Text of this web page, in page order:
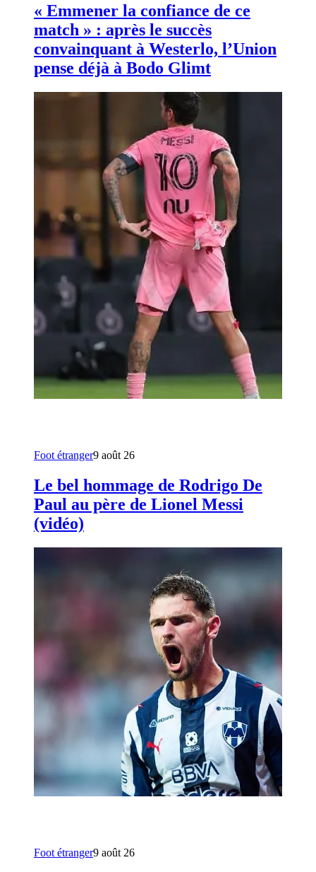
« Emmener la confiance de ce
match » : après le succès
convainquant à Westerlo, l’Union
pense déjà à Bodo Glimt
Foot étranger9 août 26
Le bel hommage de Rodrigo De
Paul au père de Lionel Messi
(vidéo)
Foot étranger9 août 26